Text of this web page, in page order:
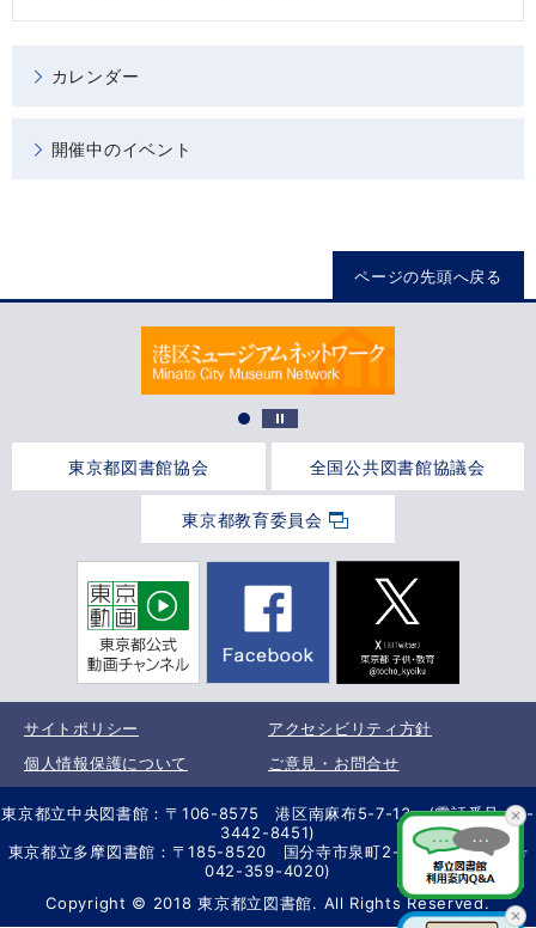
カレンダー
開催中のイベント
ページの先頭へ戻る
東京都図書館協会 全国公共図書館協議会
東京都教育委員会
サイトポリシー
アクセシビリティ方針
個人情報保護について
ご意見・お問合せ
東京都立中央図書館：〒106-8575 港区南麻布5-7-13 (電話番号 03-
3442-8451)
東京都立多摩図書館：〒185-8520 国分寺市泉町2-2-26 (電話番号
042-359-4020)
Copyright © 2018 東京都立図書館. All Rights Reserved.